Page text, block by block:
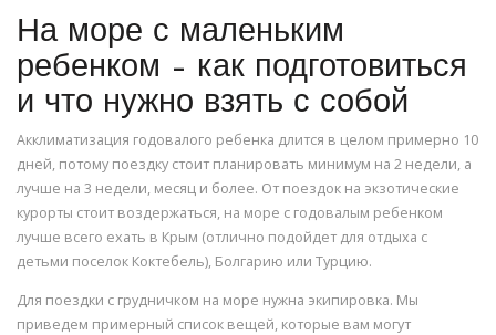
На море с маленьким
ребенком – как подготовиться
и что нужно взять с собой
Акклиматизация годовалого ребенка длится в целом примерно 10
дней, потому поездку стоит планировать минимум на 2 недели, а
лучше на 3 недели, месяц и более. От поездок на экзотические
курорты стоит воздержаться, на море с годовалым ребенком
лучше всего ехать в Крым (отлично подойдет для отдыха с
детьми поселок Коктебель), Болгарию или Турцию.
Для поездки с грудничком на море нужна экипировка. Мы
приведем примерный список вещей, которые вам могут